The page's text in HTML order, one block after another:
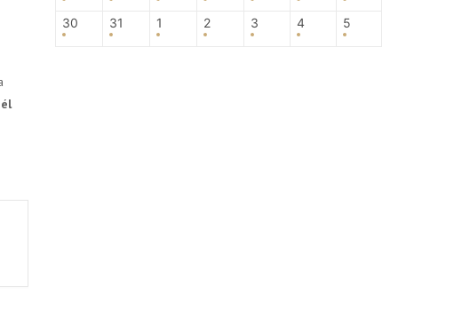
30 31 1 2 3 4 5